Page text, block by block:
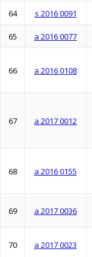
64 s 2016 0091
65 a 2016 0077
66 a 2016 0108
67 a 2017 0012
68 a 2016 0155
69 a 2017 0036
70 a 2017 0023